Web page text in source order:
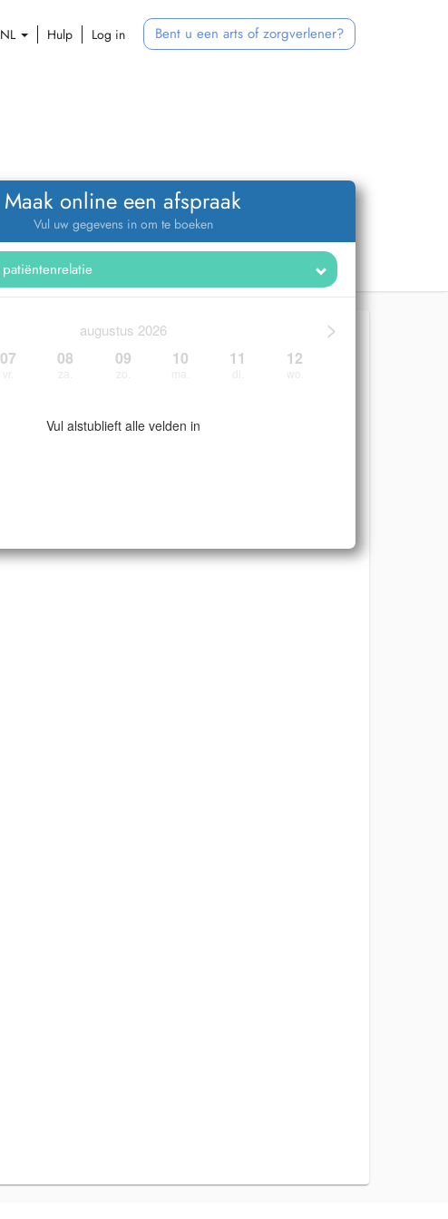
NL Hulp Log in Bent u een arts of zorgverlener?
Maak online een afspraak
Vul uw gegevens in om te boeken
>
augustus 2026
07 08 09 10 11 12
Vul alstublieft alle velden in